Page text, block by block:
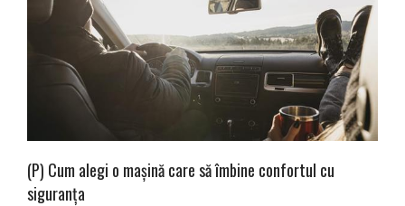
(P) Cum alegi o mașină care să îmbine confortul cu
siguranța